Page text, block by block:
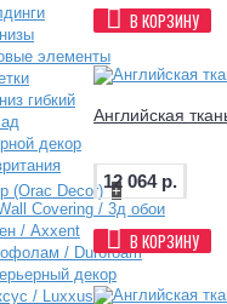
элементы
гибкий
декор
(Orac Decor) +
Covering / 3д обои
/ Axxent
/ Durofoam
декор
/ Luxxus
В КОРЗИНУ
Английская
12 064 р.
В КОРЗИНУ